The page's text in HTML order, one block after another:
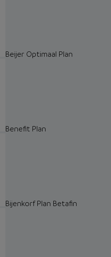
Beijer Optimaal Plan
Benefit Plan
Bijenkorf Plan Betafin